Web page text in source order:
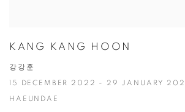
KANG KANG HOON
강강훈
15 DECEMBER 2022 - 29 JANUARY
HAEUNDAE